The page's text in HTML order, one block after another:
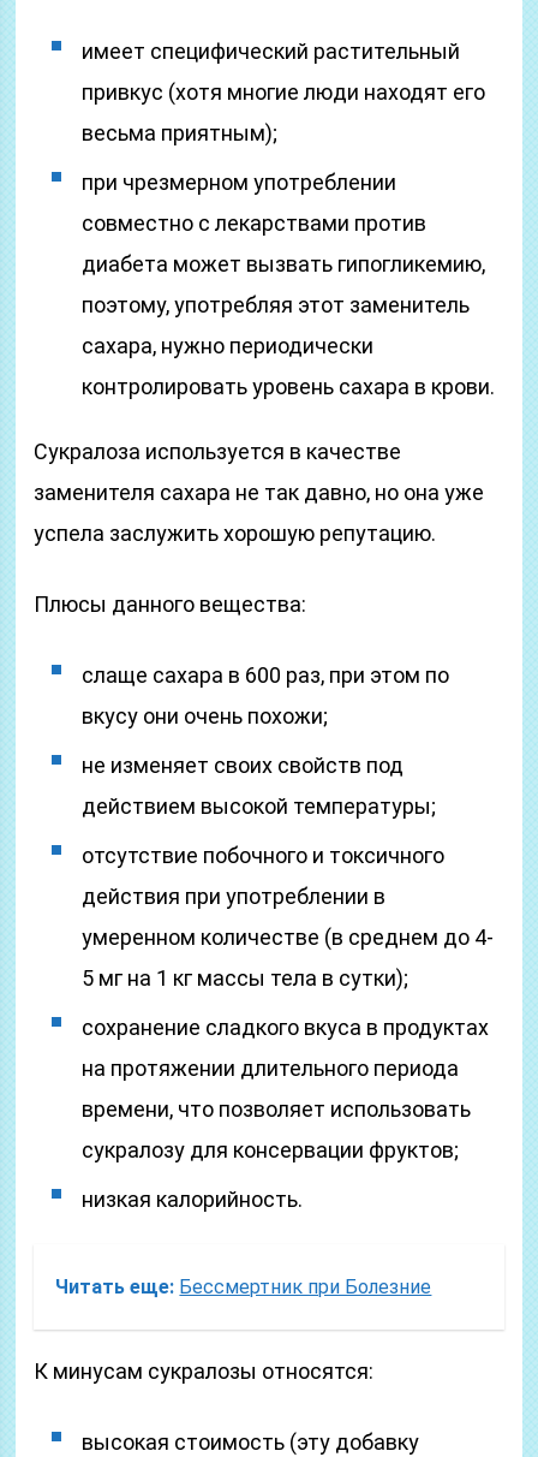
имеет специфический растительный
привкус (хотя многие люди находят его
весьма приятным);
при чрезмерном употреблении
совместно с лекарствами против
диабета может вызвать гипогликемию,
поэтому, употребляя этот заменитель
сахара, нужно периодически
контролировать уровень сахара в крови.
Сукралоза используется в качестве
заменителя сахара не так давно, но она уже
успела заслужить хорошую репутацию.
Плюсы данного вещества:
слаще сахара в 600 раз, при этом по
вкусу они очень похожи;
не изменяет своих свойств под
действием высокой температуры;
отсутствие побочного и токсичного
действия при употреблении в
умеренном количестве (в среднем до 4-
5 мг на 1 кг массы тела в сутки);
сохранение сладкого вкуса в продуктах
на протяжении длительного периода
времени, что позволяет использовать
сукралозу для консервации фруктов;
низкая калорийность.
Читать еще: Бессмертник при Болезние
К минусам сукралозы относятся:
высокая стоимость (эту добавку